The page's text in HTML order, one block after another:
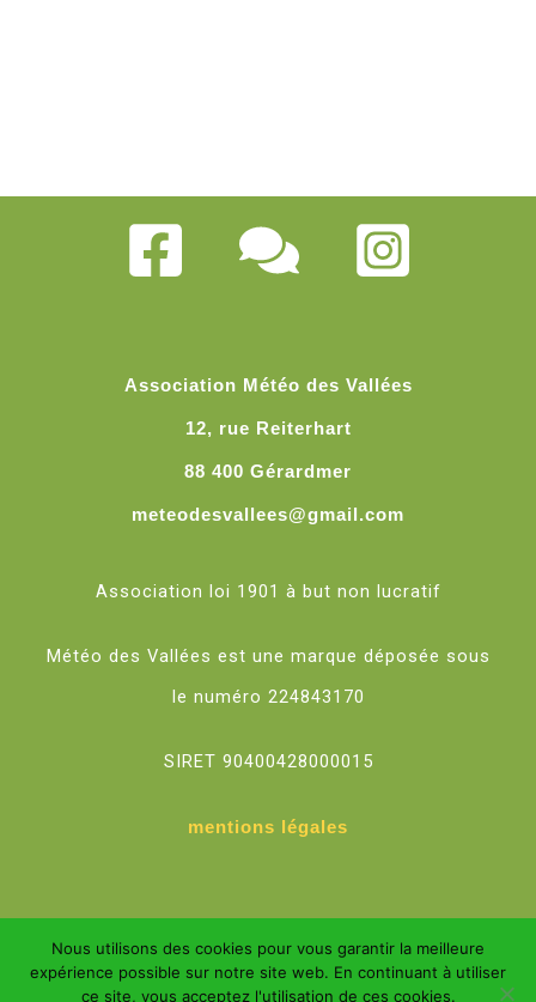
Association Météo des Vallées
12, rue Reiterhart
88 400 Gérardmer
meteodesvallees@gmail.com
Association loi 1901 à but non lucratif
Météo des Vallées est une marque déposée sous
le numéro 224843170
SIRET 90400428000015
mentions légales
Météo des Vallées ©2026
Nous utilisons des cookies pour vous garantir la meilleure
expérience possible sur notre site web. En continuant à utiliser
ce site, vous acceptez l'utilisation de ces cookies.